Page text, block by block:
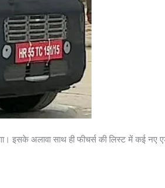
इसके अलावा साथ ही फीचर्स की लिस्ट में कई